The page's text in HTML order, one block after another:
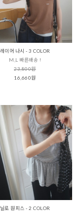
레이어 나시 - 3 COLOR
M,L 빠른배송 !
23,800원
16,660원
닐로 원피스 - 2 COLOR